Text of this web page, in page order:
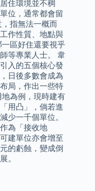
住環境並不稠
位，通常都會留
指無法一概而
作性質、地點與
區好住還要視乎
等專業人士。 韋
入的五個核心發
日後多數會成為
局，作出一些特
為例，現時建有
用凸」，倘若進
少一千個單位。
為「接收地
建單位亦會增至
的虧蝕，變成倒
。